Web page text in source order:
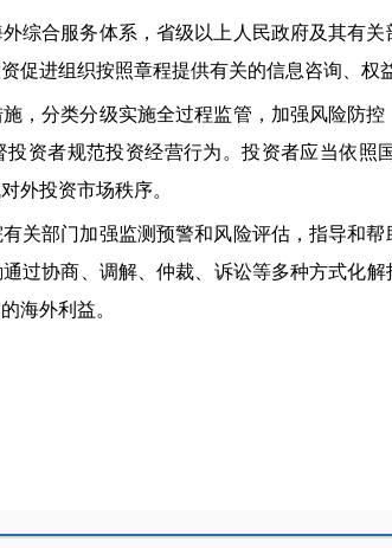
综合服务体系，省级以上人民政府及其有
促进组织按照章程提供有关的信息咨询、权
，分类分级实施全过程监管，加强风险防
资者规范投资经营行为。投资者应当依
外投资市场秩序。
关部门加强监测预警和风险评估，指导和
过协商、调解、仲裁、诉讼等多种方式化
海外利益。